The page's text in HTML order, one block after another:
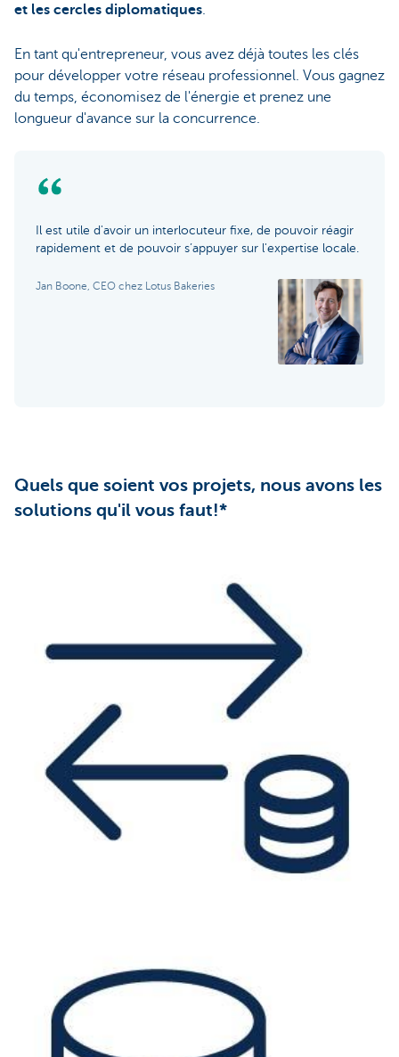
et les cercles diplomatiques.
En tant qu'entrepreneur, vous avez déjà toutes les clés
pour développer votre réseau professionnel. Vous gagnez
du temps, économisez de l'énergie et prenez une
longueur d'avance sur la concurrence.
Il est utile d'avoir un interlocuteur fixe, de pouvoir réagir
rapidement et de pouvoir s’appuyer sur l'expertise locale.
Jan Boone, CEO chez Lotus Bakeries
Quels que soient vos projets, nous avons les
solutions qu'il vous faut!*